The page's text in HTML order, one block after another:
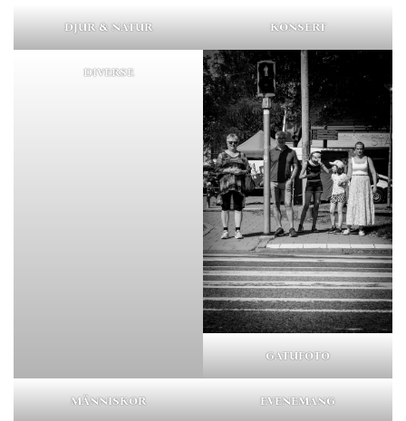
DJUR & NATUR KONSERT
DIVERSE
GATUFOTO
MÄNNISKOR EVENEMANG